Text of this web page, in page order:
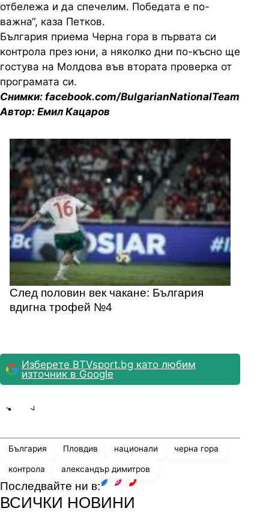
отбележа и да спечелим. Победата е по-
важна“, каза Петков.
България приема Черна гора в първата си
контрола през юни, а няколко дни по-късно ще
гостува на Молдова във втората проверка от
програмата си.
Снимки: facebook.com/BulgarianNationalTeam
Автор: Емил Кацаров
След половин век чакане: България
вдигна трофей №4
Изберете BTVsport.bg като любим
източник в Google
България Пловдив национали черна гора
контрола александър димитров
Последвайте ни в:
ВСИЧКИ НОВИНИ